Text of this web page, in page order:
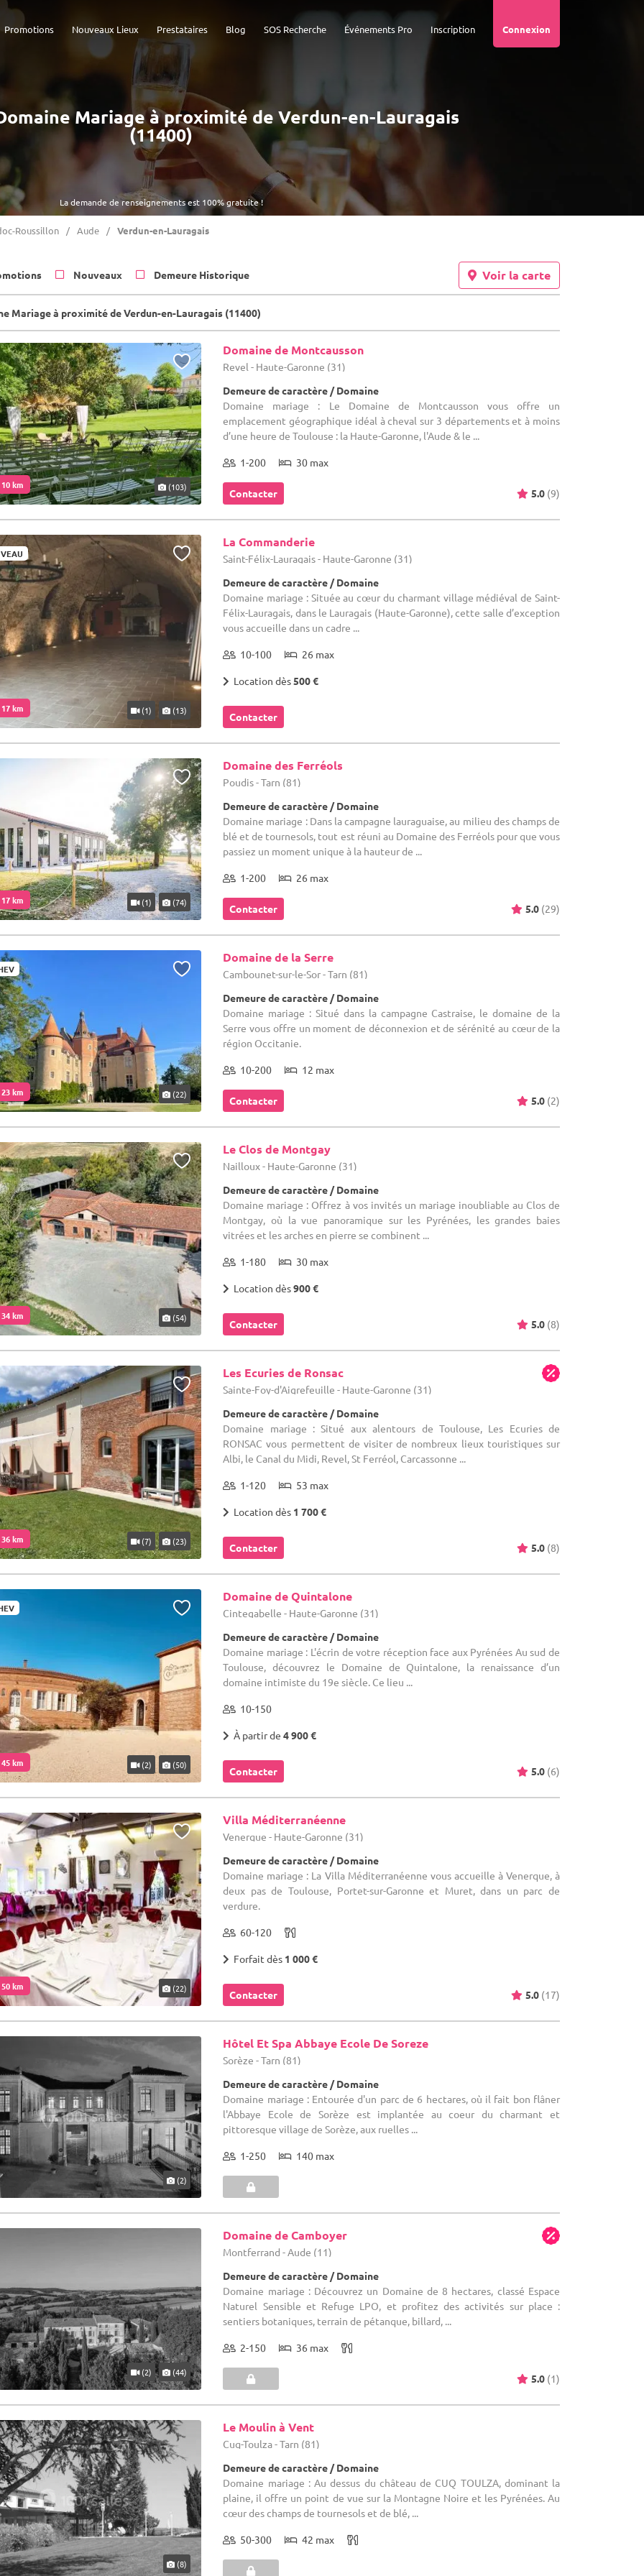
Connexion
Inscription
Événements Pro
SOS Recherche
Blog
Prestataires
Nouveaux Lieux
Promotions
La demande de renseignements est 100% gratuite !
Mariage à proximité de Verdun-en-Lauragais
(11400)
Roussillon Aude Verdun-en-Lauragais
Nouveaux Demeure Historique Voir la carte
Mariage à proximité de Verdun-en-Lauragais (11400)
km (103)
Domaine de Montcausson
Revel - Haute-Garonne (31)
Demeure de caractère / Domaine
Domaine mariage : Le Domaine de Montcausson vous offre un
emplacement géographique idéal à cheval sur 3 départements et à moins
d’une heure de Toulouse : la Haute-Garonne, l'Aude & le ...
1-200 30 max
Contacter 5.0 (9)
km (1) (13)
La Commanderie
Saint-Félix-Lauragais - Haute-Garonne (31)
Demeure de caractère / Domaine
Domaine mariage : Située au cœur du charmant village médiéval de Saint-
Félix-Lauragais, dans le Lauragais (Haute-Garonne), cette salle d’exception
vous accueille dans un cadre ...
10-100 26 max
Location dès500 €
Contacter
km (1) (74)
Domaine des Ferréols
Poudis - Tarn (81)
Demeure de caractère / Domaine
Domaine mariage : Dans la campagne lauraguaise, au milieu des champs de
blé et de tournesols, tout est réuni au Domaine des Ferréols pour que vous
passiez un moment unique à la hauteur de ...
1-200 26 max
Contacter 5.0 (29)
km (22)
Domaine de la Serre
Cambounet-sur-le-Sor - Tarn (81)
Demeure de caractère / Domaine
Domaine mariage : Situé dans la campagne Castraise, le domaine de la
Serre vous offre un moment de déconnexion et de sérénité au cœur de la
région Occitanie.
10-200 12 max
Contacter 5.0 (2)
km (54)
Le Clos de Montgay
Nailloux - Haute-Garonne (31)
Demeure de caractère / Domaine
Domaine mariage : Offrez à vos invités un mariage inoubliable au Clos de
Montgay, où la vue panoramique sur les Pyrénées, les grandes baies
vitrées et les arches en pierre se combinent ...
1-180 30 max
Location dès900 €
Contacter 5.0 (8)
km (7) (23)
Les Ecuries de Ronsac
Sainte-Foy-d'Aigrefeuille - Haute-Garonne (31)
Demeure de caractère / Domaine
Domaine mariage : Situé aux alentours de Toulouse, Les Ecuries de
RONSAC vous permettent de visiter de nombreux lieux touristiques sur
Albi, le Canal du Midi, Revel, St Ferréol, Carcassonne ...
1-120 53 max
Location dès 1 700 €
Contacter 5.0 (8)
km (2) (50)
Domaine de Quintalone
Cintegabelle - Haute-Garonne (31)
Demeure de caractère / Domaine
Domaine mariage : L'écrin de votre réception face aux Pyrénées Au sud de
Toulouse, découvrez le Domaine de Quintalone, la renaissance d’un
domaine intimiste du 19e siècle. Ce lieu ...
10-150
À partir de4 900 €
Contacter 5.0 (6)
km (22)
Villa Méditerranéenne
Venerque - Haute-Garonne (31)
Demeure de caractère / Domaine
Domaine mariage : La Villa Méditerranéenne vous accueille à Venerque, à
deux pas de Toulouse, Portet-sur-Garonne et Muret, dans un parc de
verdure.
60-120
Forfait dès 1 000 €
Contacter 5.0 (17)
(2)
Hôtel Et Spa Abbaye Ecole De Soreze
Sorèze - Tarn (81)
Demeure de caractère / Domaine
Domaine mariage : Entourée d'un parc de 6 hectares, où il fait bon flâner
l'Abbaye Ecole de Sorèze est implantée au coeur du charmant et
pittoresque village de Sorèze, aux ruelles ...
1-250 140 max
(2) (44)
Domaine de Camboyer
Montferrand - Aude (11)
Demeure de caractère / Domaine
Domaine mariage : Découvrez un Domaine de 8 hectares, classé Espace
Naturel Sensible et Refuge LPO, et profitez des activités sur place :
sentiers botaniques, terrain de pétanque, billard, ...
2-150 36 max
5.0 (1)
(8)
Le Moulin à Vent
Cuq-Toulza - Tarn (81)
Demeure de caractère / Domaine
Domaine mariage : Au dessus du château de CUQ TOULZA, dominant la
plaine, il offre un point de vue sur la Montagne Noire et les Pyrénées. Au
cœur des champs de tournesols et de blé, ...
50-300 42 max